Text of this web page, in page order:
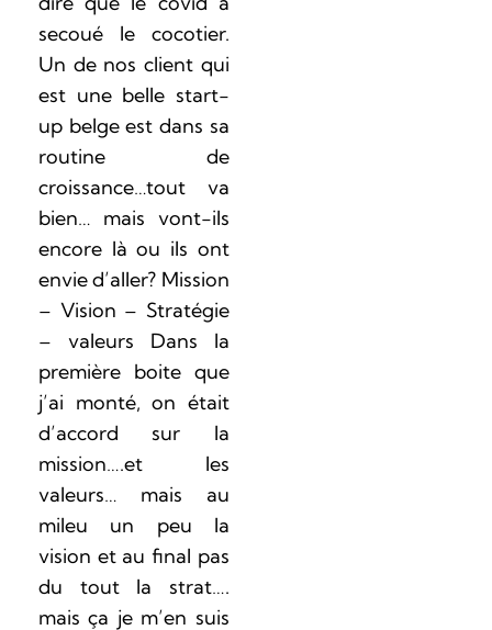
secoué le cocotier.
Un de nos client qui
est une belle start-
up belge est dans sa
routine de
croissance…tout va
bien… mais vont-ils
encore là ou ils ont
envie d’aller? Mission
– Vision – Stratégie
– valeurs Dans la
première boite que
j’ai monté, on était
d’accord sur la
mission….et les
valeurs… mais au
mileu un peu la
vision et au final pas
du tout la strat….
mais ça je m’en suis